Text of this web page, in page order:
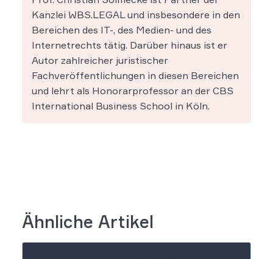
Kanzlei WBS.LEGAL und insbesondere in den
Bereichen des IT-, des Medien- und des
Internetrechts tätig. Darüber hinaus ist er
Autor zahlreicher juristischer
Fachveröffentlichungen in diesen Bereichen
und lehrt als Honorarprofessor an der CBS
International Business School in Köln.
Ähnliche Artikel